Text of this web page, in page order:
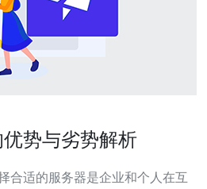
势与劣势解析
合适的服务器是企业和个人在互